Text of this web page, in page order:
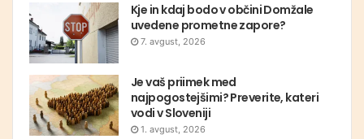
Kje in kdaj bodo v občini Domžale
uvedene prometne zapore?
7. avgust, 2026
Je vaš priimek med
najpogostejšimi? Preverite, kateri
vodi v Sloveniji
1. avgust, 2026